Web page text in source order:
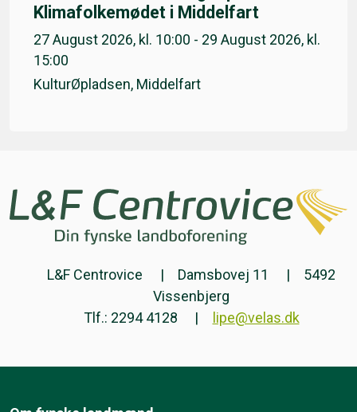
Klimafolkemødet i Middelfart
27 August 2026, kl. 10:00 - 29 August 2026, kl.
15:00
KulturØpladsen, Middelfart
L&F Centrovice Damsbovej 11
5492
Vissenbjerg
Tlf.: 2294 4128
lipe@velas.dk